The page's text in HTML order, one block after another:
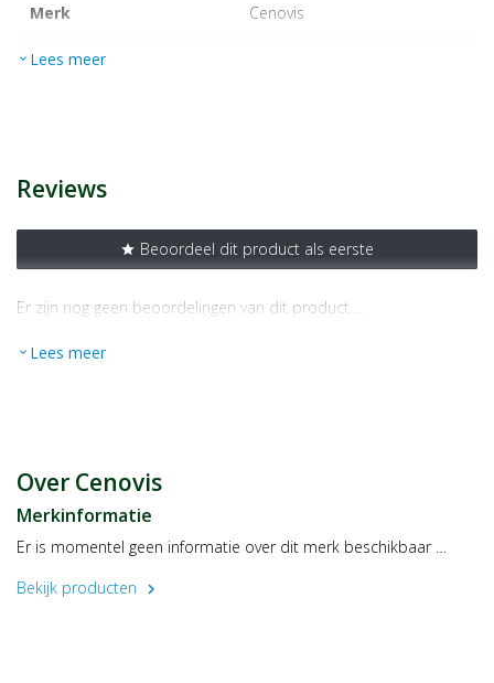
Merk cenovis
EAN
expand_more Lees meer
Reviews
star Beoordeel dit product als eerste
Er zijn nog geen beoordelingen van dit product …
expand_more Lees meer
Over Cenovis
Merkinformatie
Er is momentel geen informatie over dit merk beschikbaar …
Bekijk producten
chevron_right